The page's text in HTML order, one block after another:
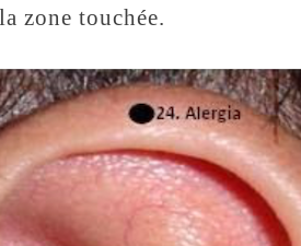
zone touchée.